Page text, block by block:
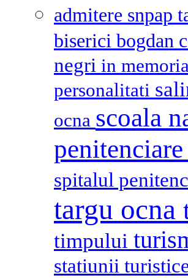
admitere snpap
biserici bogdan
negri in
personalitati
ocna scoala
spitalul
targu ocna
timpului
statiunii